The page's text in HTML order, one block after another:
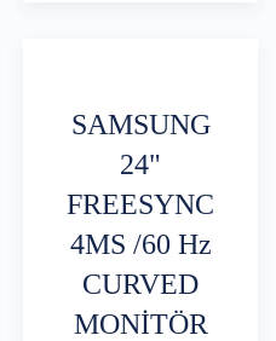
SAMSUNG
24"
FREESYNC
4MS /60 Hz
CURVED
MONİTÖR